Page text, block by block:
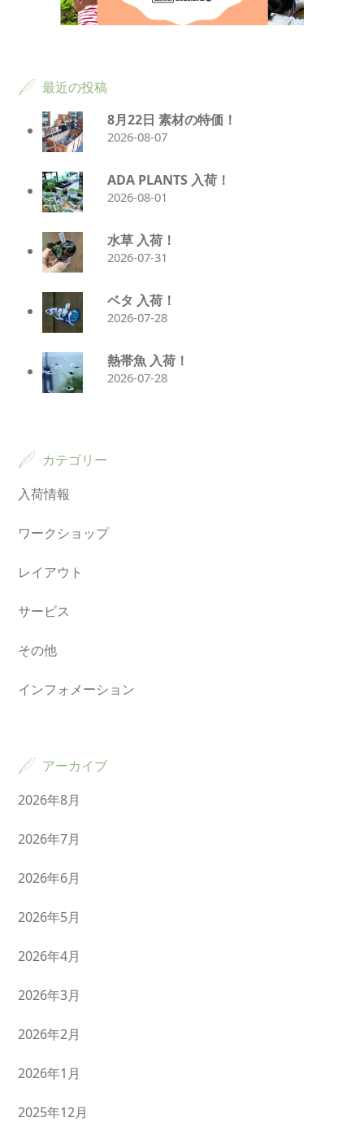
最近の投稿
8月22日 素材の特価！
2026-08-07
ADA PLANTS 入荷！
2026-08-01
水草 入荷！
2026-07-31
ベタ 入荷！
2026-07-28
熱帯魚 入荷！
2026-07-28
カテゴリー
入荷情報
ワークショップ
レイアウト
サービス
その他
インフォメーション
アーカイブ
2026年8月
2026年7月
2026年6月
2026年5月
2026年4月
2026年3月
2026年2月
2026年1月
2025年12月